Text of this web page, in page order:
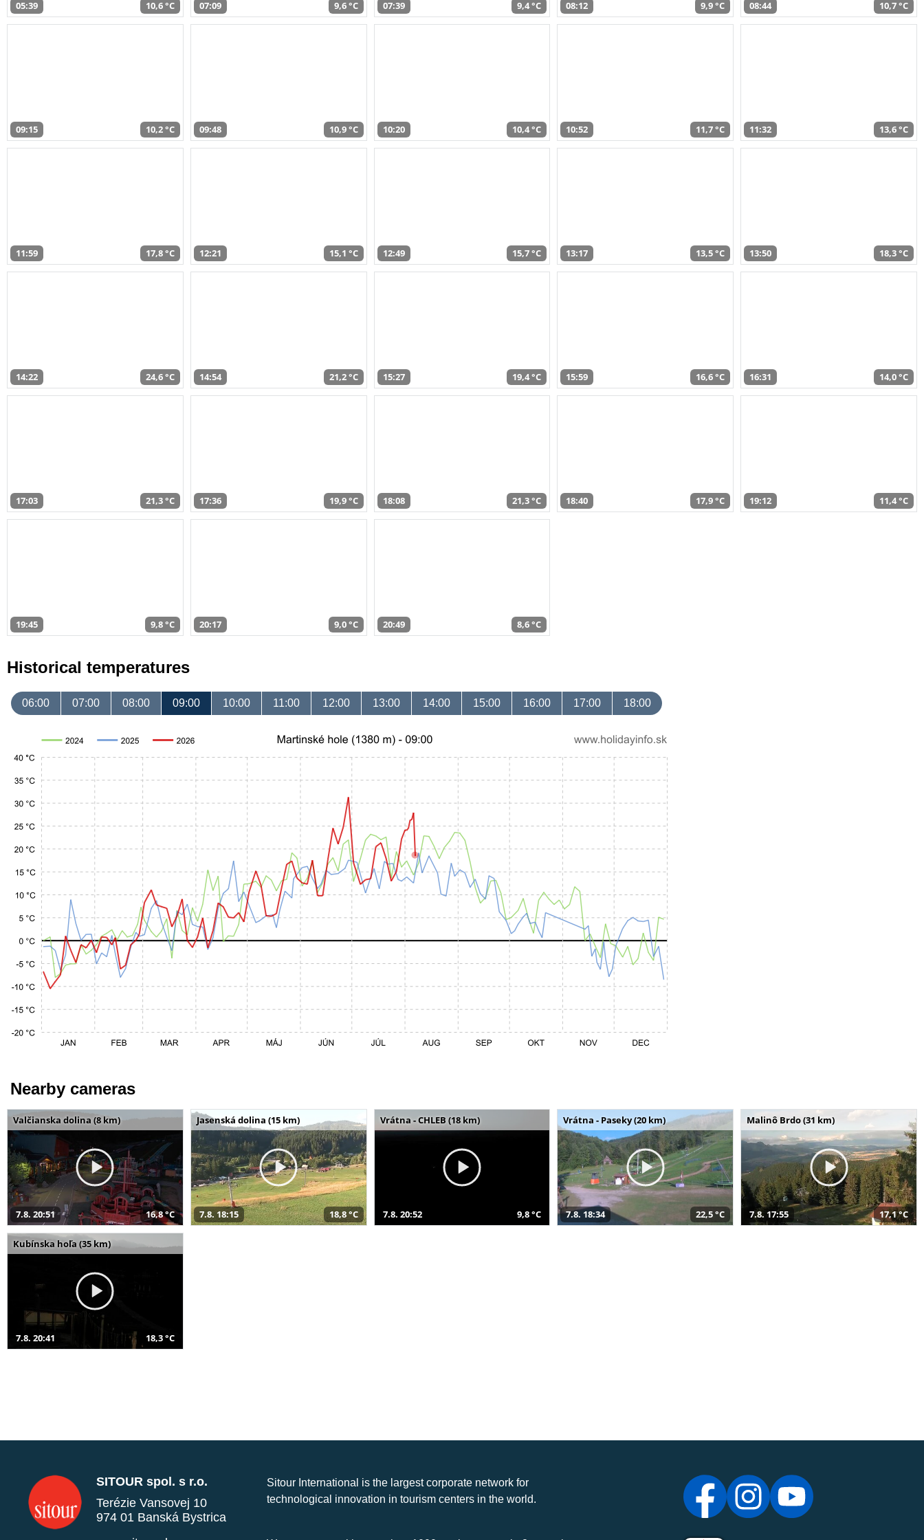
05:39 10,6 °C 07:09 9,6 °C 07:39 9,4 °C 08:12 9,9 °C 08:44 10,7 °C
09:15 10,2 °C 09:48 10,9 °C 10:20 10,4 °C 10:52 11,7 °C 11:32 13,6 °C
11:59 17,8 °C 12:21 15,1 °C 12:49 15,7 °C 13:17 13,5 °C 13:50 18,3 °C
14:22 24,6 °C 14:54 21,2 °C 15:27 19,4 °C 15:59 16,6 °C 16:31 14,0 °C
17:03 21,3 °C 17:36 19,9 °C 18:08 21,3 °C 18:40 17,9 °C 19:12 11,4 °C
19:45 9,8 °C 20:17 9,0 °C 20:49 8,6 °C
Historical temperatures
06:00 07:00 08:00 09:00 10:00 11:00 12:00 13:00 14:00 15:00 16:00 17:00 18:00
Nearby cameras
Valčianska dolina (8 km)
7.8. 20:51 16,8 °C
Jasenská dolina (15 km)
7.8. 18:15 18,8 °C
Vrátna - CHLEB (18 km)
7.8. 20:52 9,8 °C
Vrátna - Paseky (20 km)
7.8. 18:34 22,5 °C
Malinô Brdo (31 km)
7.8. 17:55 17,1 °C
Kubínska hoľa (35 km)
7.8. 20:41 18,3 °C
SITOUR spol. s r.o.
Terézie Vansovej 10
974 01 Banská Bystrica
Sitour International is the largest corporate network for
technological innovation in tourism centers in the world.